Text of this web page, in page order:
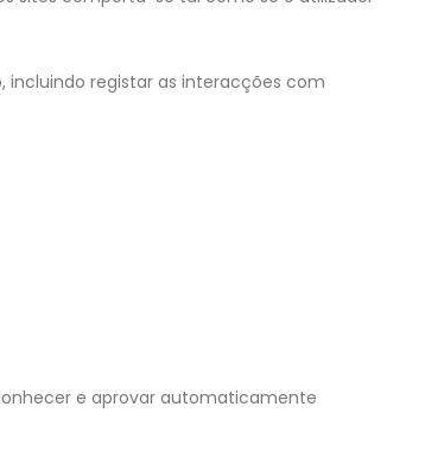
incluindo registar as interacções com
e aprovar automaticamente